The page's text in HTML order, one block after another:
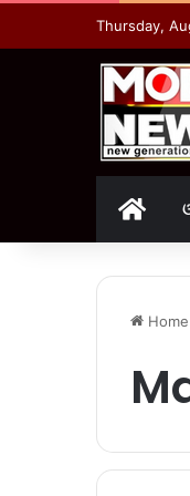
Thursday,
Home
Home